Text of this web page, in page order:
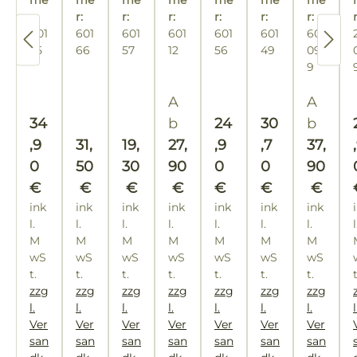
er
h
m
els
ta
en
en
r:
601
55
Regulärer Preis:
34
,9
0
€
ink
l.
M
wS
t.
zzg
l.
Ver
san
Rä
h
m
Hö
r:
601
66
Regulärer Preis:
31,
50
€
ink
l.
M
wS
t.
zzg
l.
Ver
san
flu
ch
r:
601
57
Regulärer Preis:
19,
30
€
ink
l.
M
wS
t.
zzg
l.
Ver
san
Pa
ul
o
a
on
ta
Sc
hi
un
d
Sc
au
be
n
r:
601
12
Regulärer Preis:
A
b
27,
90
€
ink
l.
M
wS
t.
zzg
l.
Ver
san
m
aß
en
Za
aß
Hö
he
r:
601
56
Regulärer Preis:
24
,9
0
€
ink
l.
M
wS
t.
zzg
l.
Ver
san
on
ta
Sc
hi
d
Sc
hr
au
be
n
r:
601
49
Regulärer
30
,7
0
€
ink
l.
M
wS
t.
zzg
l.
Ver
san
ee
Li
ve
"
r:
60
09
9
A
b
37,
90
€
ink
l.
M
wS
t.
zzg
l.
Ver
san